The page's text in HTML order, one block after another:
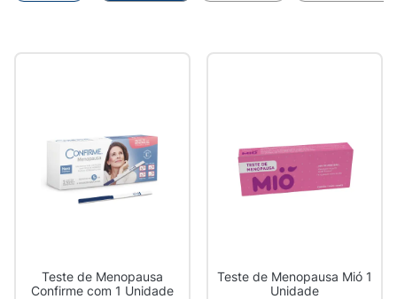
Teste de Menopausa
Confirme com 1 Unidade
Teste de Menopausa Mió 1
Unidade